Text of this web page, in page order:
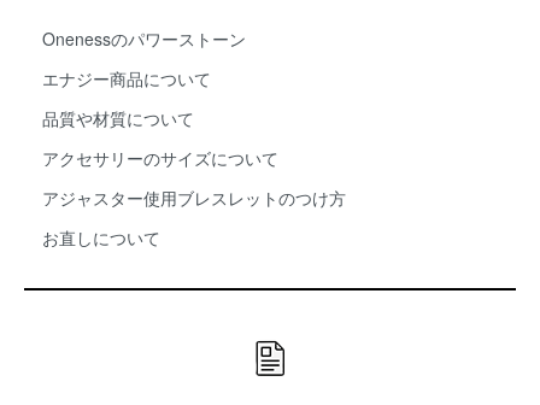
Onenessのパワーストーン
エナジー商品について
品質や材質について
アクセサリーのサイズについて
アジャスター使用ブレスレットのつけ方
お直しについて